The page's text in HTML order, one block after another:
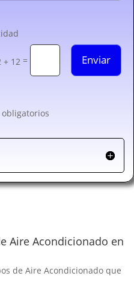
+ 12 = Enviar
Aire Acondicionado en
de Aire Acondicionado que